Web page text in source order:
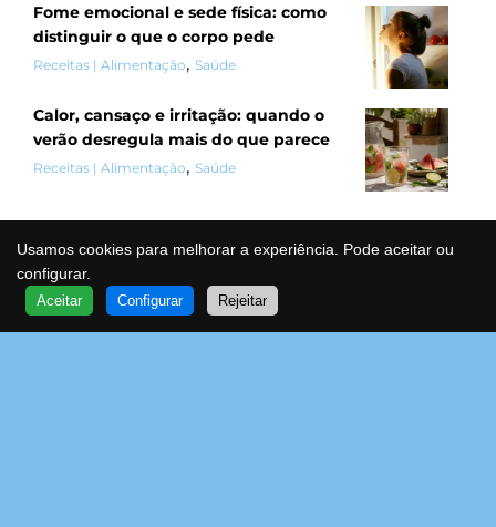
Fome emocional e sede física: como
distinguir o que o corpo pede
Receitas | Alimentação, Saúde
Calor, cansaço e irritação: quando o
verão desregula mais do que parece
Receitas | Alimentação, Saúde
Categorias
Desporto (8)
QUER SABER MAIS?
FALE COM UM ESPECIALISTA
Usamos cookies para melhorar a experiência. Pode aceitar ou
configurar.
Aceitar Configurar Rejeitar